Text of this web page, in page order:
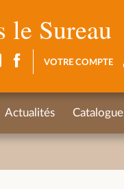
le Sureau
VOTRE COMPTE
Actualités Catalogue